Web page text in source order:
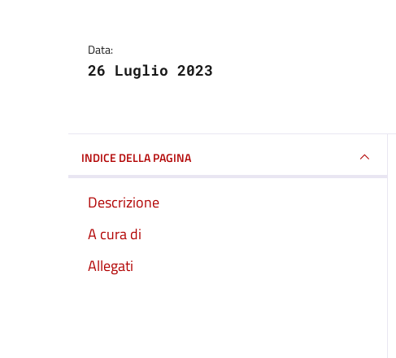
Data:
26 Luglio 2023
INDICE DELLA PAGINA
Descrizione
A cura di
Allegati